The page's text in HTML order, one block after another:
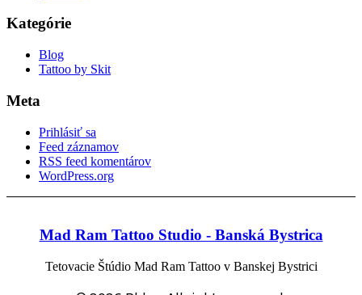
Kategórie
Blog
Tattoo by Skit
Meta
Prihlásiť sa
Feed záznamov
RSS feed komentárov
WordPress.org
Mad Ram Tattoo Studio - Banská Bystrica
Tetovacie Štúdio Mad Ram Tattoo v Banskej Bystrici